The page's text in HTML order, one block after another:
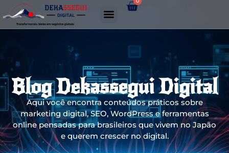
Blog Dekassegui Digital
Aqui você encontra conteúdos práticos sobre
marketing digital, SEO, WordPress e ferramentas
online pensadas para brasileiros que vivem no Japão
e querem crescer no digital.